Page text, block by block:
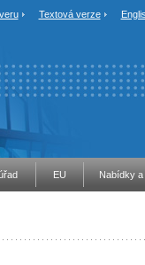
Textová verze
EU Nabídky